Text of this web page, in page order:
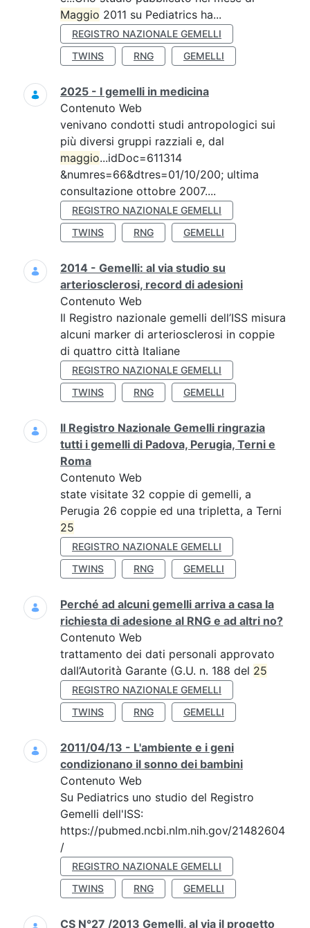
Maggio 2011 su Pediatrics ha...
REGISTRO NAZIONALE GEMELLI
TWINS
RNG GEMELLI
2025 - I gemelli in medicina
Contenuto Web
venivano condotti studi antropologici sui
più diversi gruppi razziali e, dal
maggio...idDoc=611314
&numres=66&dtres=01/10/200; ultima
consultazione ottobre 2007....
REGISTRO NAZIONALE GEMELLI
TWINS
RNG GEMELLI
2014 - Gemelli: al via studio su
arteriosclerosi, record di adesioni
Contenuto Web
Il Registro nazionale gemelli dell’ISS misura
alcuni marker di arteriosclerosi in coppie
di quattro città Italiane
REGISTRO NAZIONALE GEMELLI
TWINS
RNG GEMELLI
Il Registro Nazionale Gemelli ringrazia
tutti i gemelli di Padova, Perugia, Terni e
Roma
Contenuto Web
state visitate 32 coppie di gemelli, a
Perugia 26 coppie ed una tripletta, a Terni
25
REGISTRO NAZIONALE GEMELLI
TWINS
RNG GEMELLI
Perché ad alcuni gemelli arriva a casa la
richiesta di adesione al RNG e ad altri no?
Contenuto Web
trattamento dei dati personali approvato
dall’Autorità Garante (G.U. n. 188 del 25
REGISTRO NAZIONALE GEMELLI
TWINS
RNG GEMELLI
2011/04/13 - L'ambiente e i geni
condizionano il sonno dei bambini
Contenuto Web
Su Pediatrics uno studio del Registro
Gemelli dell'ISS:
https://pubmed.ncbi.nlm.nih.gov/21482604
/
REGISTRO NAZIONALE GEMELLI
TWINS
RNG GEMELLI
CS N°27 /2013 Gemelli, al via il progetto